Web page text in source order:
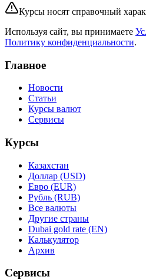
Курсы носят справочный
Используя сайт, вы принимаете
Политику конфиденциальности.
Главное
Новости
Статьи
Курсы валют
Сервисы
Курсы
Казахстан
Доллар (USD)
Евро (EUR)
Рубль (RUB)
Все валюты
Другие страны
Dubai gold rate (EN)
Калькулятор
Архив
Сервисы